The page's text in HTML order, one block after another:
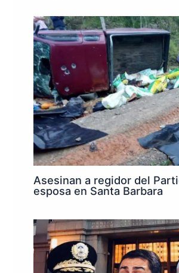
Asesinan a regidor del
esposa en Santa Barbara